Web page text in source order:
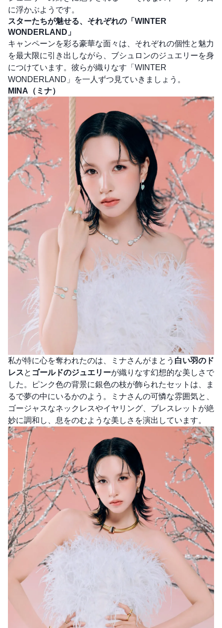
に浮かぶようです。
スターたちが魅せる、それぞれの「WINTER
WONDERLAND」
キャンペーンを彩る豪華な面々は、それぞれの個性と魅力
を最大限に引き出しながら、ブシュロンのジュエリーを身
につけています。彼らが織りなす「WINTER
WONDERLAND」を一人ずつ見ていきましょう。
MINA（ミナ）
私が特に心を奪われたのは、ミナさんがまとう 白い羽のド
レスと ゴールドのジュエリーが織りなす幻想的な美しさで
した。ピンク色の背景に銀色の枝が飾られたセットは、ま
るで夢の中にいるかのよう。ミナさんの可憐な雰囲気と、
ゴージャスなネックレスやイヤリング、ブレスレットが絶
妙に調和し、息をのむような美しさを演出しています。